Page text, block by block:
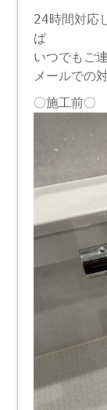
24時間対応
ば
いつでもご
メールでの
〇施工前〇